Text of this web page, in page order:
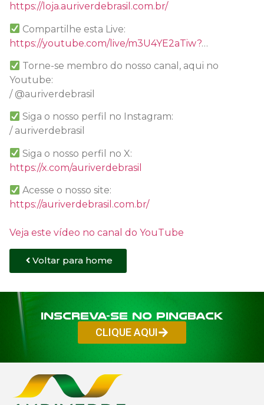
https://loja.auriverdebrasil.com.br/
Compartilhe esta Live:
https://youtube.com/live/m3U4YE2aTiw?…
Torne-se membro do nosso canal, aqui no
Youtube:
/ @auriverdebrasil
Siga o nosso perfil no Instagram:
/ auriverdebrasil
Siga o nosso perfil no X:
https://x.com/auriverdebrasil
Acesse o nosso site:
https://auriverdebrasil.com.br/
Veja este vídeo no canal do YouTube
Voltar para home
Inscreva-se no PINGBACK
CLIQUE AQUI